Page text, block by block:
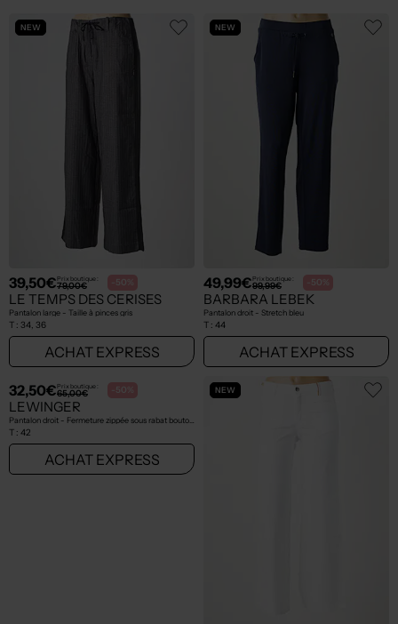
NEW
39,50€Prix boutique :
79,00€ -50%
LE TEMPS DES CERISES
Pantalon large - Taille à pinces gris
T : 34, 36
ACHAT EXPRESS
NEW
49,99€Prix boutique :
99,99€ -50%
BARBARA LEBEK
Pantalon droit - Stretch bleu
T : 44
ACHAT EXPRESS
NEW NEW